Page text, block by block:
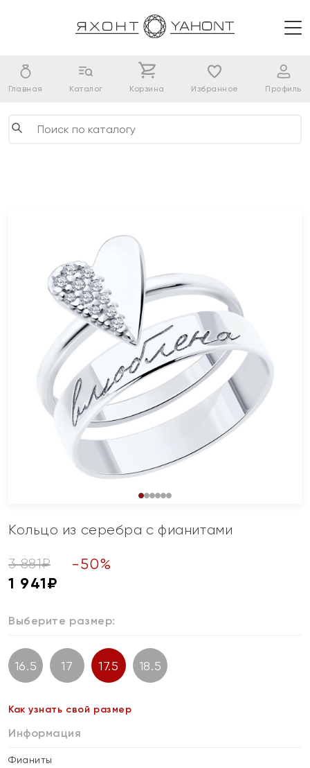
Главная Каталог Корзина Избранное Профиль
Кольцо из серебра с фианитами
3 881₽ -50%
1 941₽
Выберите размер:
16.5 17 17.5 18.5
Как узнать свой размер
Информация
Фианиты